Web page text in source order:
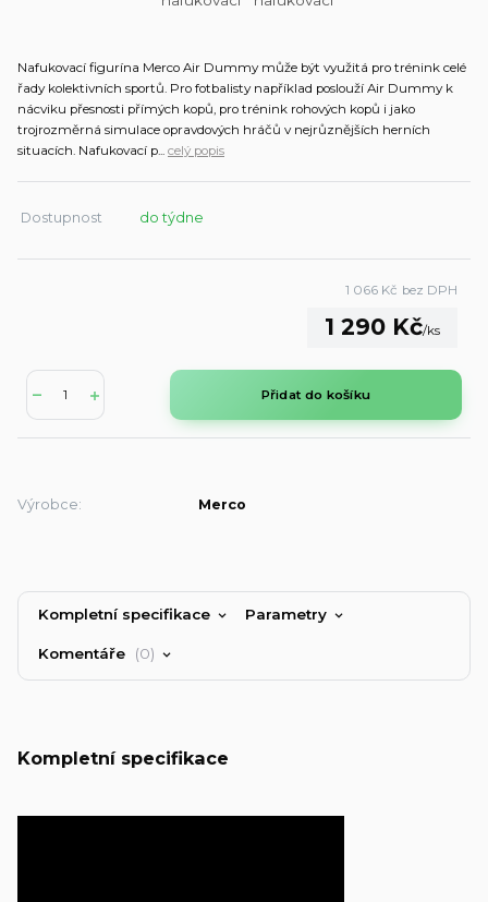
Nafukovací figurína Merco Air Dummy může být využitá pro trénink celé
řady kolektivních sportů. Pro fotbalisty například poslouží Air Dummy k
nácviku přesnosti přímých kopů, pro trénink rohových kopů i jako
trojrozměrná simulace opravdových hráčů v nejrůznějších herních
situacích. Nafukovací p... celý popis
Dostupnost do týdne
1 290 Kč/ks
1 066 Kč bez DPH
Přidat do košíku
Výrobce: Merco
Kompletní specifikace Parametry
Komentáře 0
Kompletní specifikace